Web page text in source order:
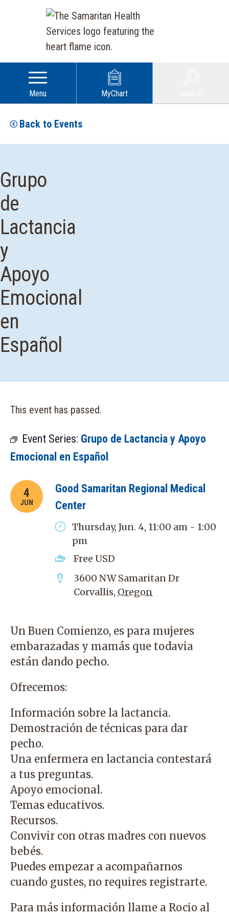
Menu MyChart
Back to Events
Grupo
de
Lactancia
y
Apoyo
Emocional
en
Español
This event has passed.
Event Series: Grupo de Lactancia y Apoyo
Emocional en Español
4
JUN
Good Samaritan Regional Medical
Center
Thursday, Jun. 4, 11:00 am - 1:00
pm
Free USD
3600 NW Samaritan Dr
Corvallis, Oregon
Un Buen Comienzo, es para mujeres
embarazadas y mamás que todavia
están dando pecho.
Ofrecemos:
Información sobre la lactancia.
Demostración de técnicas para dar
pecho.
Una enfermera en lactancia contestará
a tus preguntas.
Apoyo emocional.
Temas educativos.
Recursos.
Convivir con otras madres con nuevos
bebés.
Puedes empezar a acompañarnos
cuando gustes, no requires registrarte.
Para más información llame a Rocio al